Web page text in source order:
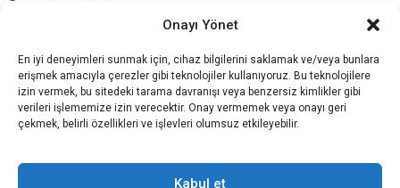
Onayı Yönet
En iyi deneyimleri sunmak için, cihaz bilgilerini saklamak ve/veya bunlara
erişmek amacıyla çerezler gibi teknolojiler kullanıyoruz. Bu teknolojilere
izin vermek, bu sitedeki tarama davranışı veya benzersiz kimlikler gibi
verileri işlememize izin verecektir. Onay vermemek veya onayı geri
çekmek, belirli özellikleri ve işlevleri olumsuz etkileyebilir.
Kabul et
Gold üyelik nedir
Kariyer